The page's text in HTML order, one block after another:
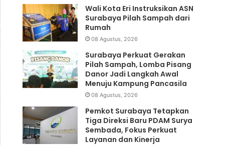
Wali Kota Eri Instruksikan ASN
Surabaya Pilah Sampah dari
Rumah
08 Agustus, 2026
Surabaya Perkuat Gerakan
Pilah Sampah, Lomba Pisang
Danor Jadi Langkah Awal
Menuju Kampung Pancasila
08 Agustus, 2026
Pemkot Surabaya Tetapkan
Tiga Direksi Baru PDAM Surya
Sembada, Fokus Perkuat
Layanan dan Kinerja